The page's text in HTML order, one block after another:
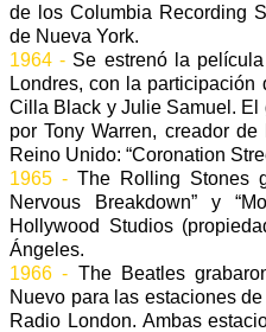
de los Columbia Recording
de Nueva York.
1964 - Se estrenó la
Londres, con la participación
Cilla Black y Julie Samuel.
por Tony Warren, creador
Reino Unido: “Coronation
1965 - The Rolling Stones
Nervous Breakdown” y
Hollywood Studios
Ángeles.
1966 - The Beatles
Nuevo para las estaciones
Radio London. Ambas